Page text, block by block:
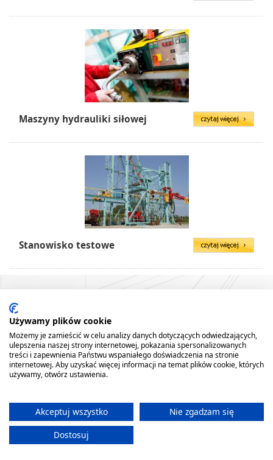
Maszyny hydrauliki siłowej
Stanowisko testowe
GŁÓWNA FIRMA REFERENCJE AKTUALNOŚCI PRODUKTY
USŁUGI
Suwnice, żurawie, zawiesia, wciągarki, przeciągarki, liftket, konstrukcje stalowe,
wciągniki.
Serwis oraz montaż urządzeń dźwignicowych. Usługi serwisowe - suwnica,
żuraw, wciągniki, wciągarki, żurawie oraz inne konstrukcje stalowe.
Używamy plików cookie
Możemy je zamieścić w celu analizy danych dotyczących odwiedzających,
ulepszenia naszej strony internetowej, pokazania spersonalizowanych
treści i zapewnienia Państwu wspaniałego doświadczenia na stronie
internetowej. Aby uzyskać więcej informacji na temat plików cookie, których
używamy, otwórz ustawienia.
Akceptuj wszystko
Nie zgadzam się
Dostosuj